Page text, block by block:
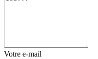
Votre e-mail